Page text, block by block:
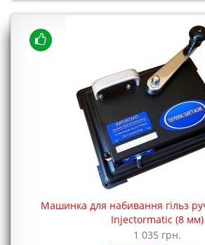
Машинка для набивання гільз
Injectormatic (8 мм)
1 035 грн.